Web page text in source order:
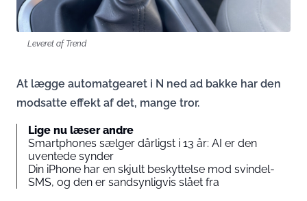
Leveret af Trend
At lægge automatgearet i N ned ad bakke har den
modsatte effekt af det, mange tror.
Lige nu læser andre
Smartphones sælger dårligst i 13 år: AI er den
uventede synder
Din iPhone har en skjult beskyttelse mod svindel-
SMS, og den er sandsynligvis slået fra